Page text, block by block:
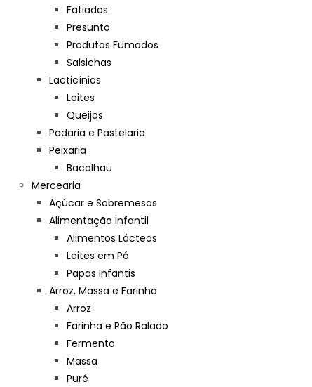
Fatiados
Presunto
Produtos Fumados
Salsichas
Lacticínios
Leites
Queijos
Padaria e Pastelaria
Peixaria
Bacalhau
Mercearia
Açúcar e Sobremesas
Alimentação Infantil
Alimentos Lácteos
Leites em Pó
Papas Infantis
Arroz, Massa e Farinha
Arroz
Farinha e Pão Ralado
Fermento
Massa
Puré